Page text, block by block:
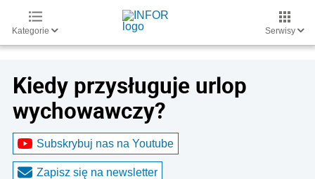
Kategorie Serwisy
Kiedy przysługuje urlop
wychowawczy?
Subskrybuj nas na Youtube
Zapisz się na newsletter